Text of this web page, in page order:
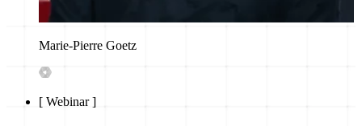
Marie-Pierre Goetz
[ Webinar]